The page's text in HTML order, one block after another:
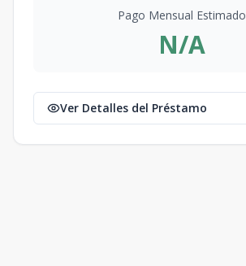
Pago Mensual Estimado
N/A
Ver Detalles del Préstamo